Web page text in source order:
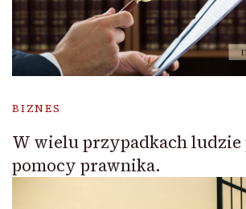
BIZNES
W wielu przypadkach ludzie
pomocy prawnika.